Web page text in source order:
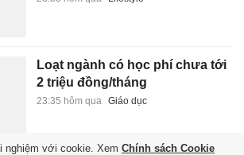
Loạt ngành có học phí chưa tới
2 triệu đồng/tháng
23:35 hôm qua Giáo dục
nghiệm với cookie. Xem Chính sách Cookie